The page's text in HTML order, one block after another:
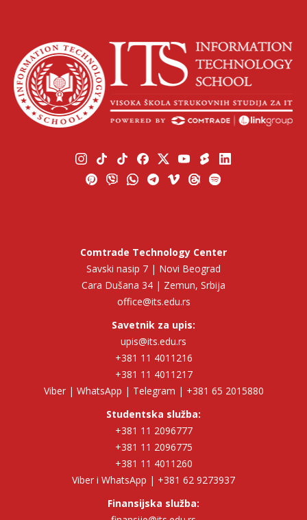
Comtrade Technology Center
Savski nasip 7 | Novi Beograd
Cara Dušana 34 | Zemun, Srbija
office@its.edu.rs
Savetnik za upis:
upis@its.edu.rs
+381 11 4011216
+381 11 4011217
Viber | WhatsApp | Telegram | +381 65 2015880
Studentska služba:
+381 11 2096777
+381 11 2096775
+381 11 4011260
Viber i WhatsApp | +381 62 9273937
Finansijska služba: